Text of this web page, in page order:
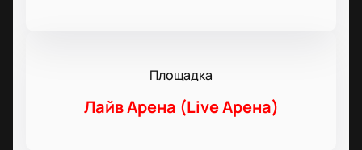
Площадка
Лайв Арена (Live Арена)